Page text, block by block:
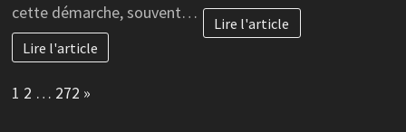
cette démarche, souvent…
Lire l'article
Lire l'article
Page:
1 2 … 272 Next
»